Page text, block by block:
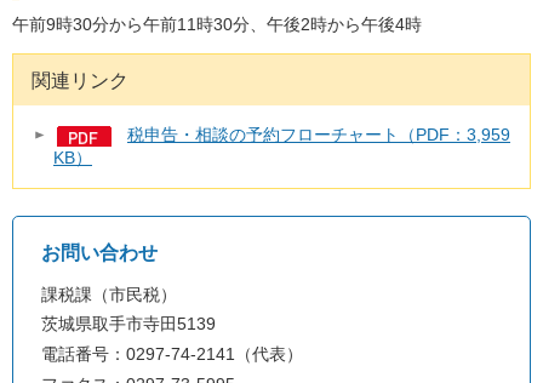
午前9時30分から午前11時30分、午後2時から午後4時
関連リンク
税申告・相談の予約フローチャート（PDF：3,959
KB）
お問い合わせ
課税課（市民税）
茨城県取手市寺田5139
電話番号：0297-74-2141（代表）